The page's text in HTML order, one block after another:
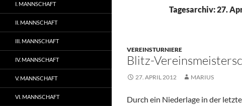
Tagesarchiv: 27.
VEREINSTURNIERE
Blitz-
27. APRIL 2012 MARIUS
Durch ein Niederlage in der
I. MANNSCHAFT
II. MANNSCHAFT
III. MANNSCHAFT
IV. MANNSCHAFT
V. MANNSCHAFT
VI. MANNSCHAFT